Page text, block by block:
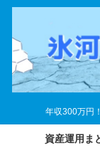
年収300万円
資産運用ま